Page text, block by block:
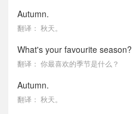
Autumn.
翻译： 秋天。
What's your favourite season?
翻译： 你最喜欢的季节是什么？
Autumn.
翻译： 秋天。